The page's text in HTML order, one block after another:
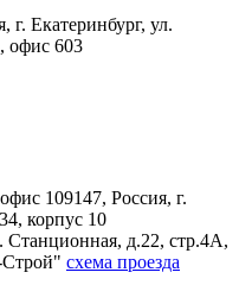
г. Екатеринбург, ул.
офис 603
109147, Россия, г.
корпус 10
Станционная, д.22, стр.4А,
схема проезда